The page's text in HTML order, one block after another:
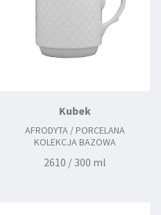
Kubek
AFRODYTA / PORCELANA
KOLEKCJA BAZOWA
2610 / 300 ml